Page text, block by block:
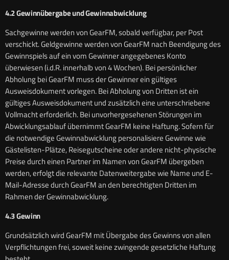
4.2 Gewinnübergabe und Gewinnabwicklung
Sachgewinne werden von GearFM, sobald verfügbar, per Post
verschickt. Geldgewinne werden von GearFM nach Beendigung des
Gewinnspiels auf ein vom Gewinner angegebenes Konto
überwiesen (i.d.R. innerhalb von 4 Wochen). Bei persönlicher
Abholung bei GearFM muss der Gewinner ein gültiges
Ausweisdokument vorlegen. Bei Abholung von Dritten ist ein
gültiges Ausweisdokument und zusätzlich eine unterschriebene
Vollmacht erforderlich. Bei unvorhergesehenen Störungen im
Abwicklungsablauf übernimmt GearFM keine Haftung. Sofern für
die notwendige Gewinnabwicklung personalisiere Gewinne wie
Gästelisten-Plätze, Reisegutscheine oder andere nicht-physische
Preise durch einen Partner im Namen von GearFM übergeben
werden, erfolgt die relevante Datenweitergabe wie Name und E-
Mail-Adresse durch GearFM an den berechtigten Dritten im
Rahmen der Gewinnabwicklung.
4.3 Gewinn
Grundsätzlich wird GearFM mit Übergabe des Gewinns von allen
Verpflichtungen frei, soweit keine zwingende gesetzliche Haftung